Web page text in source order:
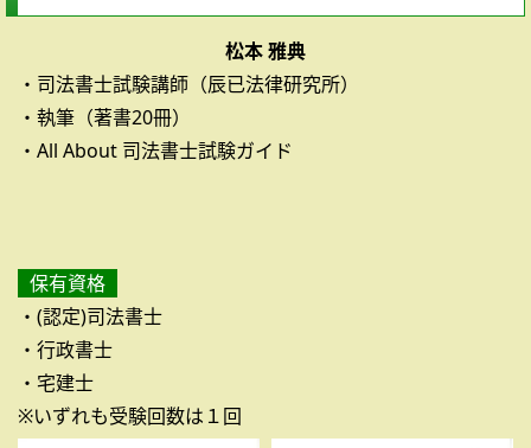
松本 雅典
・司法書士試験講師（辰已法律研究所）
・執筆（著書20冊）
・All About 司法書士試験ガイド
保有資格
・(認定)司法書士
・行政書士
・宅建士
※いずれも受験回数は１回